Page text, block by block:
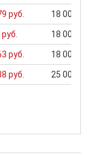
руб. 18 000
18 000
руб. 18 000
руб. 25 000